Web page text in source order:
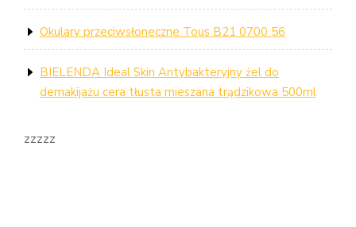
Okulary przeciwsłoneczne Tous B21 0700 56
BIELENDA Ideal Skin Antybakteryjny żel do
demakijażu cera tłusta mieszana trądzikowa 500ml
zzzzz